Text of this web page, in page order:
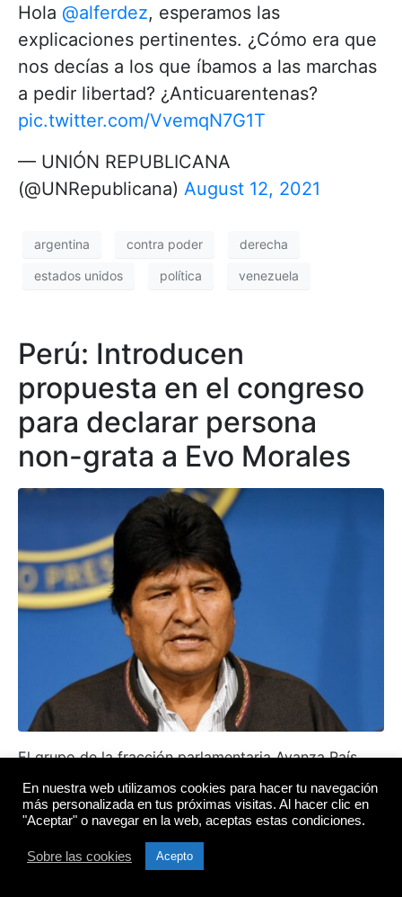
Hola @alferdez, esperamos las
explicaciones pertinentes. ¿Cómo era que
nos decías a los que íbamos a las marchas
a pedir libertad? ¿Anticuarentenas?
pic.twitter.com/VvemqN7G1T
— UNIÓN REPUBLICANA
(@UNRepublicana) August 12, 2021
argentina contra poder derecha
estados unidos política venezuela
Perú: Introducen
propuesta en el congreso
para declarar persona
non-grata a Evo Morales
El grupo de la fracción parlamentaria Avanza País,
introdujo ante el legislativo una propuesta para
declarar persona non-grata en territorio nacional al
expresidente de Bolivia, Evo Morales.
Morales ha sido invitado por el gobierno de Pedro
En nuestra web utilizamos cookies para hacer tu navegación
más personalizada en tus próximas visitas. Al hacer clic en
"Aceptar" o navegar en la web, aceptas estas condiciones.
Sobre las cookies Acepto